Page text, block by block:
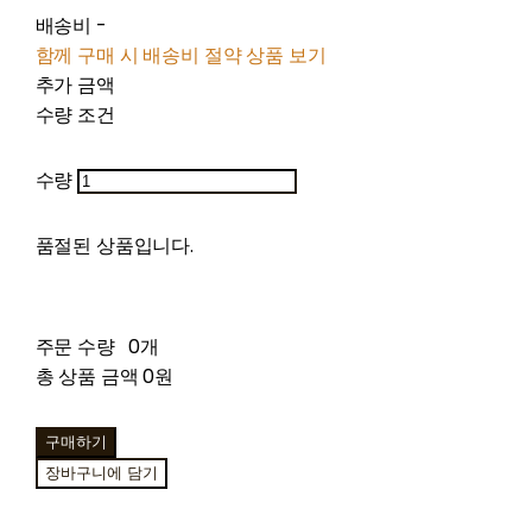
배송비 -
함께 구매 시 배송비 절약 상품 보기
추가 금액
수량 조건
수량
품절된 상품입니다.
주문 수량 0개
총 상품 금액 0원
구매하기
장바구니에 담기